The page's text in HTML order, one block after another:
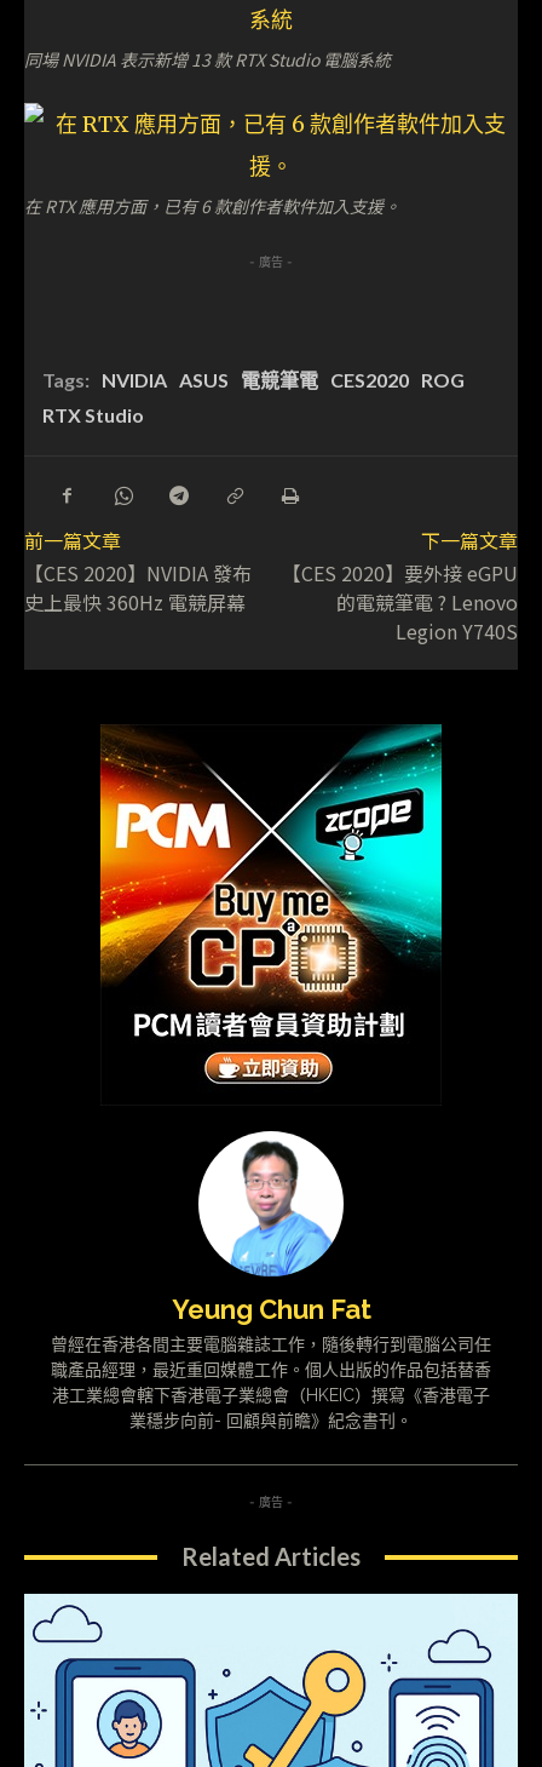
同場 NVIDIA 表示新增 13 款 RTX Studio 電腦系統
在 RTX 應用方面，已有 6 款創作者軟件加入支援。
- 廣告 -
Tags: NVIDIA ASUS 電競筆電 CES2020 ROG
RTX Studio
前一篇文章
【CES 2020】NVIDIA 發布
史上最快 360Hz 電競屏幕
下一篇文章
【CES 2020】要外接 eGPU
的電競筆電 ? Lenovo
Legion Y740S
Yeung Chun Fat
曾經在香港各間主要電腦雜誌工作，隨後轉行到電腦公司任
職產品經理，最近重回媒體工作。個人出版的作品包括替香
港工業總會轄下香港電子業總會（HKEIC）撰寫《香港電子
業穩步向前- 回顧與前瞻》紀念書刊。
- 廣告 -
Related Articles